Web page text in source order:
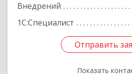
Внедрений
1С:Специалист
Отправить
Показать
Отправить
Назад